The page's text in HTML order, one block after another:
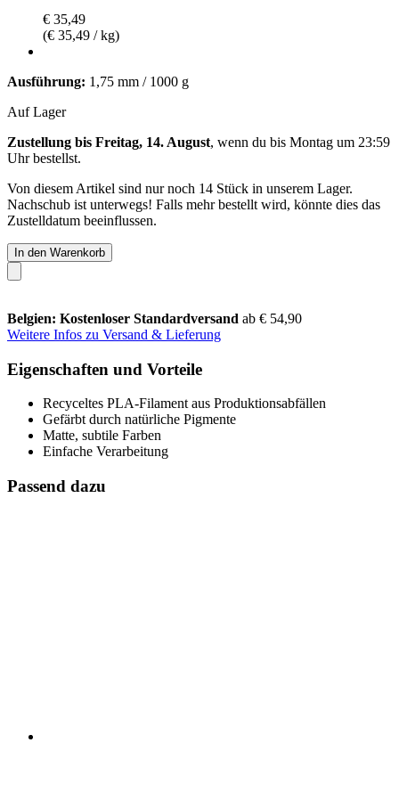
€ 35,49
(€ 35,49 / kg)
Ausführung: 1,75 mm / 1000 g
Auf Lager
Zustellung bis Freitag, 14. August, wenn du bis Montag um 23:59
Uhrbestellst.
Von diesem Artikel sind nur noch 14 Stück in unserem Lager.
Nachschub ist unterwegs! Falls mehr bestellt wird, könnte dies das
Zustelldatum beeinflussen.
In den Warenkorb
Belgien: Kostenloser Standardversand ab € 54,90
Weitere Infos zu Versand & Lieferung
Eigenschaften und Vorteile
Recyceltes PLA-Filament aus Produktionsabfällen
Gefärbt durch natürliche Pigmente
Matte, subtile Farben
Einfache Verarbeitung
Passend dazu